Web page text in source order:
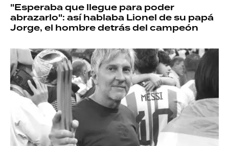
"Esperaba que llegue para poder
abrazarlo": así hablaba Lionel de su papá
Jorge, el hombre detrás del campeón